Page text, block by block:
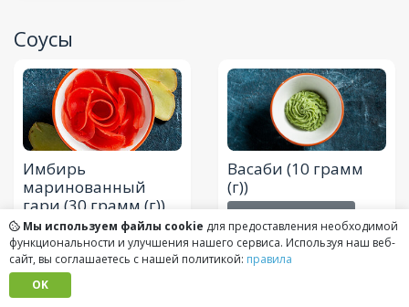
Соусы
Имбирь
маринованный
гари (30 грамм (г))
Маринованный имбирь
Показать больше
Васаби (10 грамм
(г))
Показать больше
Мы используем файлы cookie для предоставления необходимой
функциональности и улучшения нашего сервиса. Используя наш веб-
сайт, вы соглашаетесь с нашей политикой: правила
OK